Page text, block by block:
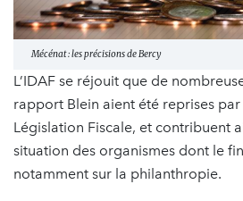
Mécénat : les précisions de Bercy
L’IDAF se réjouit que de
rapport Blein aient été reprises
Législation Fiscale, et contribuent
situation des organismes dont le
notamment sur la philanthropie.